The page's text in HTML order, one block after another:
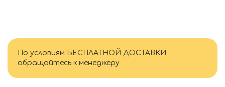
По условиям БЕСПЛАТНОЙ ДОСТАВКИ
обращайтесь к менеджеру